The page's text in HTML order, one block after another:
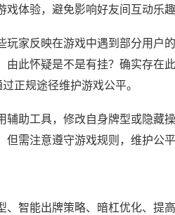
体验，避免影响好友间互动乐趣
家反映在游戏中遇到部分用户
此怀疑是不是有挂？确实存在
正规途径维护游戏公平。
助工具，修改自身牌型或隐藏
需注意遵守游戏规则，维护公平
智能出牌策略、暗杠优化、提